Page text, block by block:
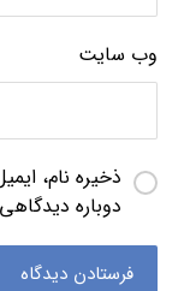
وب‌ سایت
ذخیره نام،
دوباره
فرستادن دیدگاه